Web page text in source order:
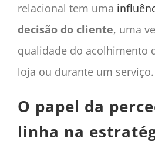
relacional tem uma
decisão do cliente, uma
qualidade do acolhimento
loja ou durante um serviço.
O papel da
linha na